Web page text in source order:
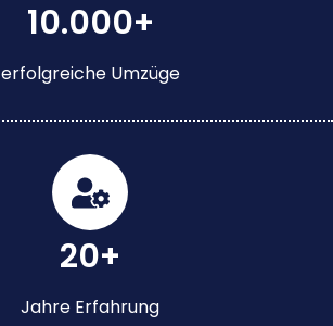
10.000+
erfolgreiche Umzüge
20+
Jahre Erfahrung